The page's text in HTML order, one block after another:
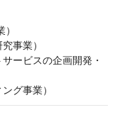
事業）
ービスの企画開発・
グ事業）